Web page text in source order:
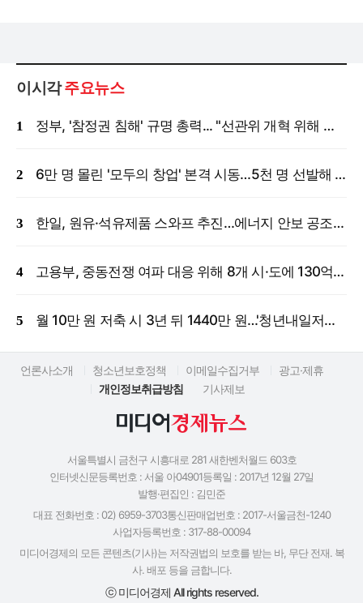
이시각주요뉴스
정부, '참정권 침해' 규명 총력... "선관위 개혁 위해 국정조사 등 모든 조치"
6만 명 몰린 '모두의 창업' 본격 시동…5천 명 선발해 밀착 지원
한일, 원유·석유제품 스와프 추진…에너지 안보 공조 강화
고용부, 중동전쟁 여파 대응 위해 8개 시·도에 130억 원 긴급 투입
월 10만 원 저축 시 3년 뒤 1440만 원…'청년내일저축계좌' 신규 모집
언론사소개 청소년보호정책 이메일수집거부
광고·제휴
개인정보취급방침
기사제보
서울특별시 금천구 시흥대로 281 새한벤처월드 603호
인터넷신문등록번호 : 서울 아04901등록일 : 2017년 12월 27일
발행·편집인 : 김민준
대표 전화번호 : 02) 6959-3703통신판매업번호 : 2017-서울금천-1240
사업자등록번호 : 317-88-00094
미디어경제의 모든 콘텐츠(기사)는 저작권법의 보호를 받는 바, 무단 전재. 복
사. 배포 등을 금합니다.
ⓒ 미디어경제 All rights reserved.